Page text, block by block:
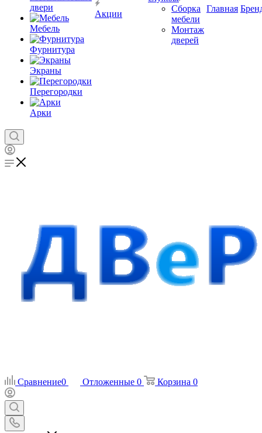
двери
Мебель
Фурнитура
Экраны
Перегородки
Арки
Акции
Сборка
мебели
Монтаж
дверей
Главная
Сравнение0 Отложенные 0 Корзина 0